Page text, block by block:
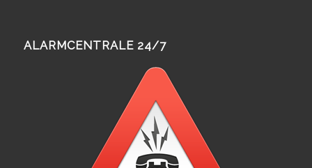
ALARMCENTRALE 24/7